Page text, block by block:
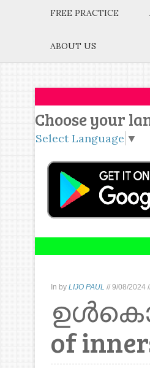
FREE PRACTICE
ABOUT US
Choose your
Select Language ▼
In by LIJO PAUL // 9/08/2024
of